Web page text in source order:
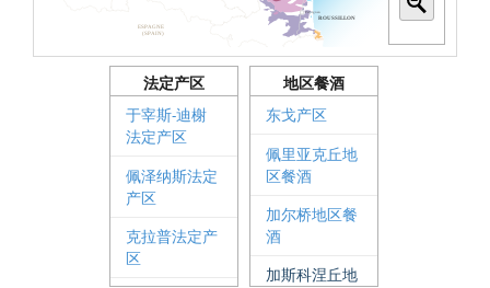
法定产区
于宰斯-迪榭
法定产区
佩泽纳斯法定
产区
克拉普法定产
区
地区餐酒
东戈产区
佩里亚克丘地
区餐酒
加尔桥地区餐
酒
加斯科涅丘地